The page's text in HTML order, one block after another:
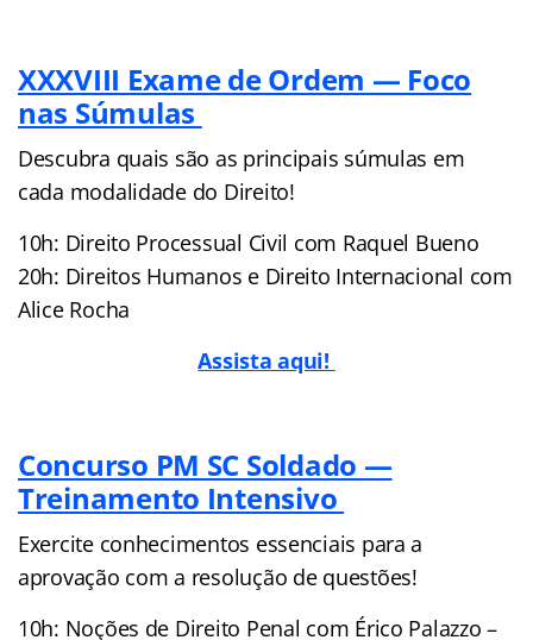
XXXVIII Exame de Ordem — Foco
nas Súmulas
Descubra quais são as principais súmulas em
cada modalidade do Direito!
10h: Direito Processual Civil com Raquel Bueno
20h: Direitos Humanos e Direito Internacional com
Alice Rocha
Assista aqui!
Concurso PM SC Soldado —
Treinamento Intensivo
Exercite conhecimentos essenciais para a
aprovação com a resolução de questões!
10h: Noções de Direito Penal com Érico Palazzo –